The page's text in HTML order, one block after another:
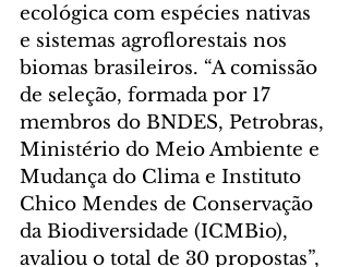
ecológica com espécies nativas
e sistemas agroflorestais nos
biomas brasileiros. “A comissão
de seleção, formada por 17
membros do BNDES, Petrobras,
Ministério do Meio Ambiente e
Mudança do Clima e Instituto
Chico Mendes de Conservação
da Biodiversidade (ICMBio),
avaliou o total de 30 propostas”,